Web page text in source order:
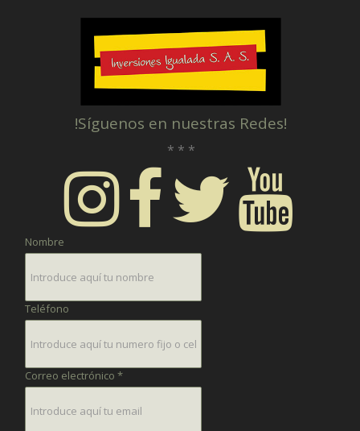
!Síguenos en nuestras Redes!
* * *
Nombre
Teléfono
Correo electrónico *